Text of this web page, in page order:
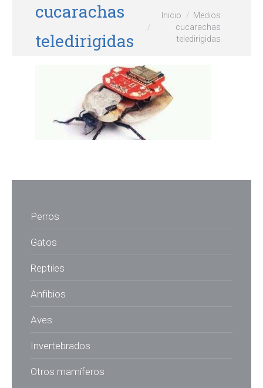
cucarachas
teledirigidas
Estás aquí:
Inicio
Medios
cucarachas
teledirigidas
Perros
Gatos
Reptiles
Anfibios
Aves
Invertebrados
Otros mamíferos